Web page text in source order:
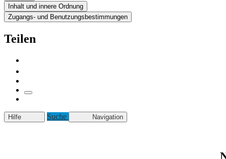
Inhalt und innere Ordnung
Zugangs- und Benutzungsbestimmungen
Teilen
Hilfe Suche Navigation